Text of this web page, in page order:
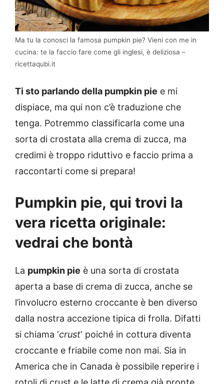
Ma tu la conosci la famosa pumpkin pie? Vieni con me in
cucina: te la faccio fare come gli inglesi, è deliziosa –
ricettaqubi.it
Ti sto parlando della pumpkin pie e mi
dispiace, ma qui non c’è traduzione che
tenga. Potremmo classificarla come una
sorta di crostata alla crema di zucca, ma
credimi è troppo riduttivo e faccio prima a
raccontarti come si prepara!
Pumpkin pie, qui trovi la
vera ricetta originale:
vedrai che bontà
La pumpkin pie è una sorta di crostata
aperta a base di crema di zucca, anche se
l’involucro esterno croccante è ben diverso
dalla nostra accezione tipica di frolla. Difatti
si chiama ‘crust‘ poiché in cottura diventa
croccante e friabile come non mai. Sia in
America che in Canada è possibile reperire i